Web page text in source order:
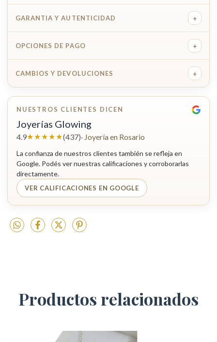
GARANTIA Y AUTENTICIDAD +
OPCIONES DE PAGO +
CAMBIOS Y DEVOLUCIONES +
NUESTROS CLIENTES DICEN
Joyerías Glowing
4.9★★★★★(437)· Joyería en Rosario
La confianza de nuestros clientes también se refleja en
Google. Podés ver nuestras calificaciones y corroborarlas
directamente.
VER CALIFICACIONES EN GOOGLE
Productos relacionados